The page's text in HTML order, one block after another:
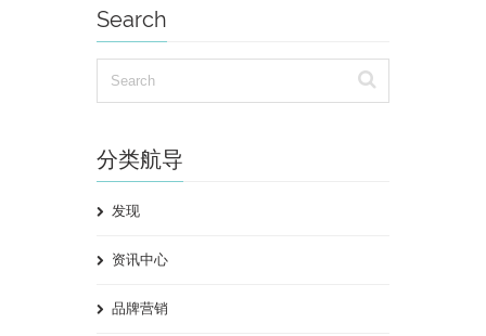
Search
分类航导
发现
资讯中心
品牌营销